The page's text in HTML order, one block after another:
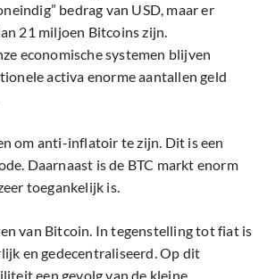
bedrag van USD, maar er
21 miljoen Bitcoins zijn.
economische systemen blijven
activa enorme aantallen geld
om anti-inflatoir te zijn. Dit is een
Daarnaast is de BTC markt enorm
toegankelijk is.
van Bitcoin. In tegenstelling tot fiat is
en gedecentraliseerd. Op dit
een gevolg van de kleine